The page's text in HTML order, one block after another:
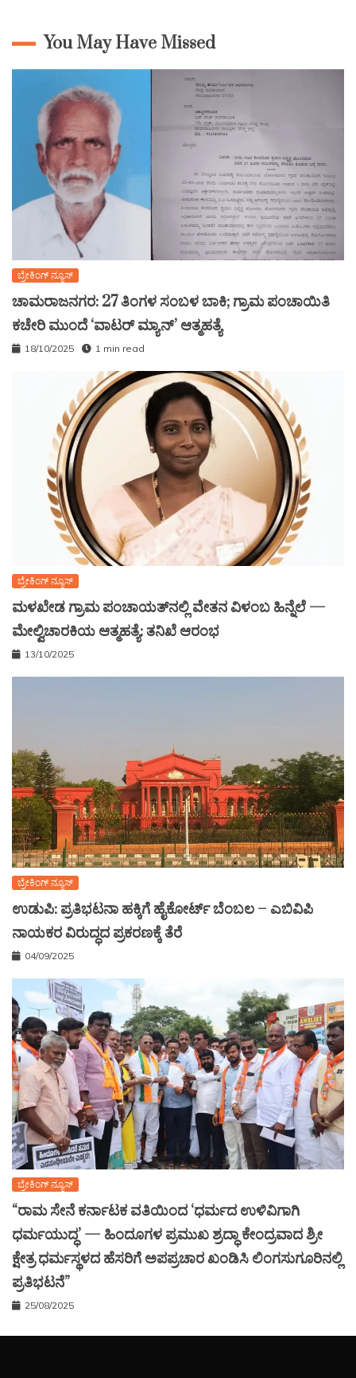
You May Have Missed
ಬ್ರೇಕಿಂಗ್ ನ್ಯೂಸ್
ಚಾಮರಾಜನಗರ: 27 ತಿಂಗಳ ಸಂಬಳ ಬಾಕಿ; ಗ್ರಾಮ ಪಂಚಾಯಿತಿ
ಕಚೇರಿ ಮುಂದೆ ‘ವಾಟರ್ ಮ್ಯಾನ್’ ಆತ್ಮಹತ್ಯೆ
18/10/2025 1 min read
ಬ್ರೇಕಿಂಗ್ ನ್ಯೂಸ್
ಮಳಖೇಡ ಗ್ರಾಮ ಪಂಚಾಯತ್‌ನಲ್ಲಿ ವೇತನ ವಿಳಂಬ ಹಿನ್ನೆಲೆ —
ಮೇಲ್ವಿಚಾರಕಿಯ ಆತ್ಮಹತ್ಯೆ: ತನಿಖೆ ಆರಂಭ
13/10/2025
ಬ್ರೇಕಿಂಗ್ ನ್ಯೂಸ್
ಉಡುಪಿ: ಪ್ರತಿಭಟನಾ ಹಕ್ಕಿಗೆ ಹೈಕೋರ್ಟ್ ಬೆಂಬಲ – ಎಬಿವಿಪಿ
ನಾಯಕರ ವಿರುದ್ಧದ ಪ್ರಕರಣಕ್ಕೆ ತೆರೆ
04/09/2025
ಬ್ರೇಕಿಂಗ್ ನ್ಯೂಸ್
“ರಾಮ ಸೇನೆ ಕರ್ನಾಟಕ ವತಿಯಿಂದ ‘ಧರ್ಮದ ಉಳಿವಿಗಾಗಿ
ಧರ್ಮಯುದ್ಧ’ — ಹಿಂದೂಗಳ ಪ್ರಮುಖ ಶ್ರದ್ಧಾ ಕೇಂದ್ರವಾದ ಶ್ರೀ
ಕ್ಷೇತ್ರ ಧರ್ಮಸ್ಥಳದ ಹೆಸರಿಗೆ ಅಪಪ್ರಚಾರ ಖಂಡಿಸಿ ಲಿಂಗಸುಗೂರಿನಲ್ಲಿ
ಪ್ರತಿಭಟನೆ”
25/08/2025